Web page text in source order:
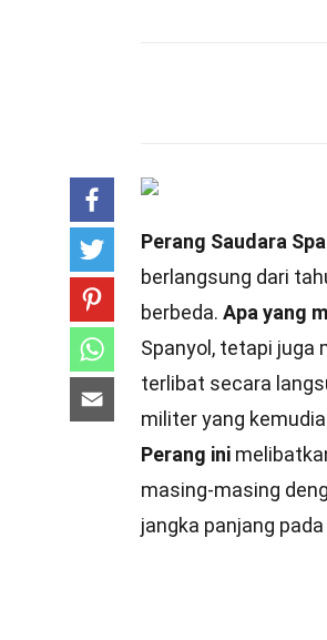
Perang Saudara
berlangsung dari
berbeda. Apa yang
Spanyol, tetapi juga
terlibat secara
militer yang
Perang ini
masing-masing
jangka panjang pada